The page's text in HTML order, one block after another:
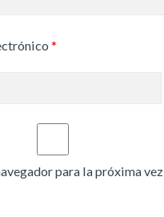
*
para la próxima vez